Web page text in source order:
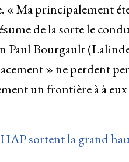
Ma principalement
de la sorte le
Paul Bourgault
» ne perdent
un frontière à à eux
sortent la grand